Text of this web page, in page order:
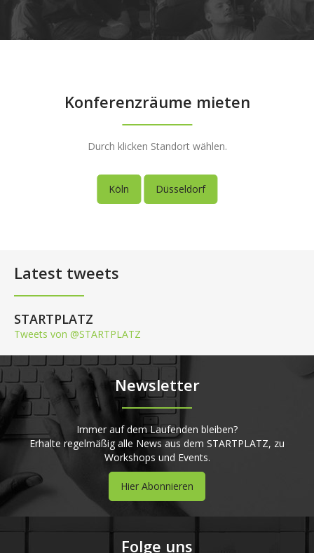
Konferenzräume mieten
Durch klicken Standort wählen.
Köln Düsseldorf
Latest tweets
STARTPLATZ
Tweets von @STARTPLATZ
Newsletter
Immer auf dem Laufenden bleiben?
Erhalte regelmäßig alle News aus dem STARTPLATZ, zu
Workshops und Events.
Hier Abonnieren
Folge uns